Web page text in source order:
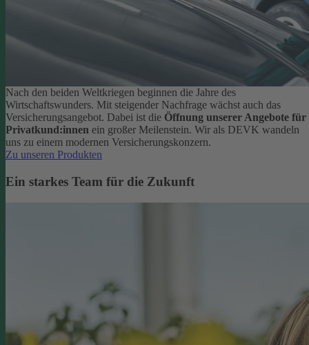
Nach den beiden Weltkriegen beginnen die Jahre des
Wirtschaftswunders. Mit steigender Nachfrage wächst auch das
Versicherungsangebot. Dabei ist die Öffnung unserer Angebote für
Privatkund:innen ein großer Meilenstein. Wir als DEVK wandeln
uns zu einem modernen Versicherungskonzern.
Zu unseren Produkten
Ein starkes Team für die Zukunft